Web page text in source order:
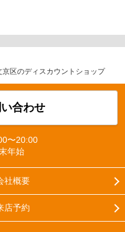
京区のディスカウントショップ
合わせ
〜20:00
年始
社概要
店予約